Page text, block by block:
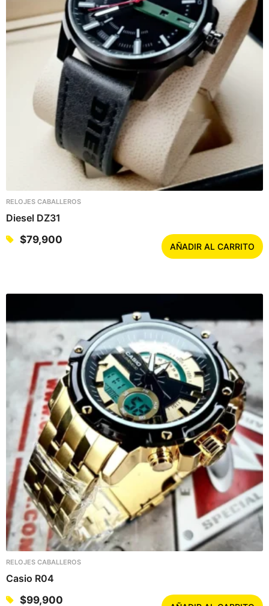
RELOJES CABALLEROS
Diesel DZ31
$79,900
AÑADIR AL CARRITO
RELOJES CABALLEROS
Casio R04
$99,900